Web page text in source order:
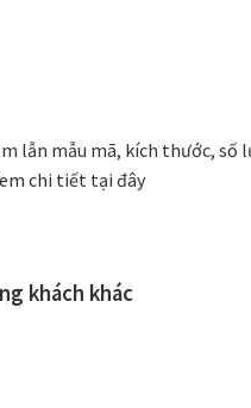
lẫn mẫu mã, kích thước, số
chi tiết tại đây
khách khác